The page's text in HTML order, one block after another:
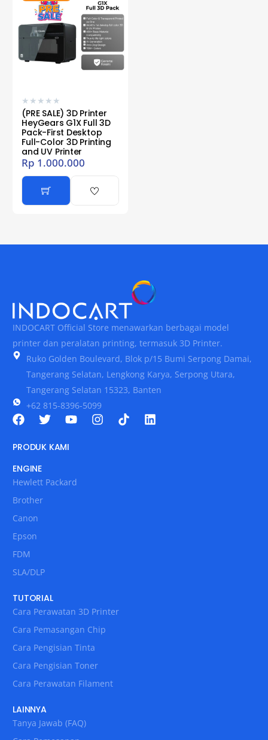
★ ★ ★ ★ ★
(PRE SALE) 3D Printer
HeyGears G1X Full 3D
Pack-First Desktop
Full-Color 3D Printing
and UV Printer
Rp 1.000.000
INDOCART Official Store menawarkan berbagai model
printer dan peralatan printing, termasuk 3D Printer.
Ruko Golden Boulevard, Blok p/15 Bumi Serpong Damai,
Tangerang Selatan, Lengkong Karya, Serpong Utara,
Tangerang Selatan 15323, Banten
+62 815-8396-5099
PRODUK KAMI
ENGINE
Hewlett Packard
Brother
Canon
Epson
FDM
SLA/DLP
TUTORIAL
Cara Perawatan 3D Printer
Cara Pemasangan Chip
Cara Pengisian Tinta
Cara Pengisian Toner
Cara Perawatan Filament
LAINNYA
Tanya Jawab (FAQ)